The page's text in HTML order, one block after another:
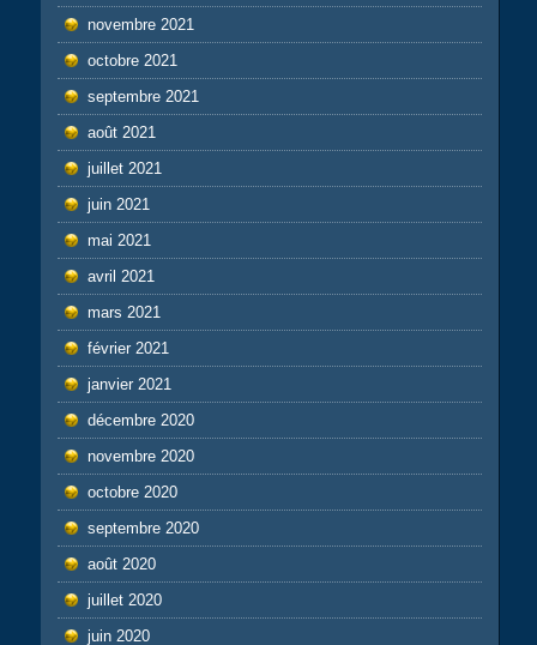
novembre 2021
octobre 2021
septembre 2021
août 2021
juillet 2021
juin 2021
mai 2021
avril 2021
mars 2021
février 2021
janvier 2021
décembre 2020
novembre 2020
octobre 2020
septembre 2020
août 2020
juillet 2020
juin 2020